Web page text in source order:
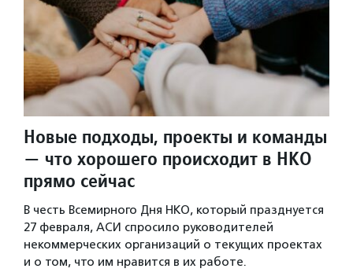
Новые подходы, проекты и команды
— что хорошего происходит в НКО
прямо сейчас
В честь Всемирного Дня НКО, который празднуется
27 февраля, АСИ спросило руководителей
некоммерческих организаций о текущих проектах
и о том, что им нравится в их работе.